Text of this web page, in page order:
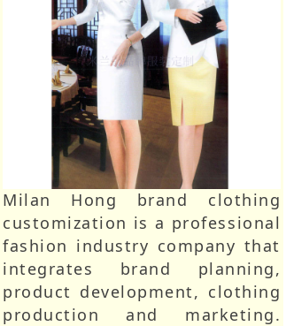
Milan Hong brand clothing
customization is a professional
fashion industry company that
integrates brand planning,
product development, clothing
production and marketing.